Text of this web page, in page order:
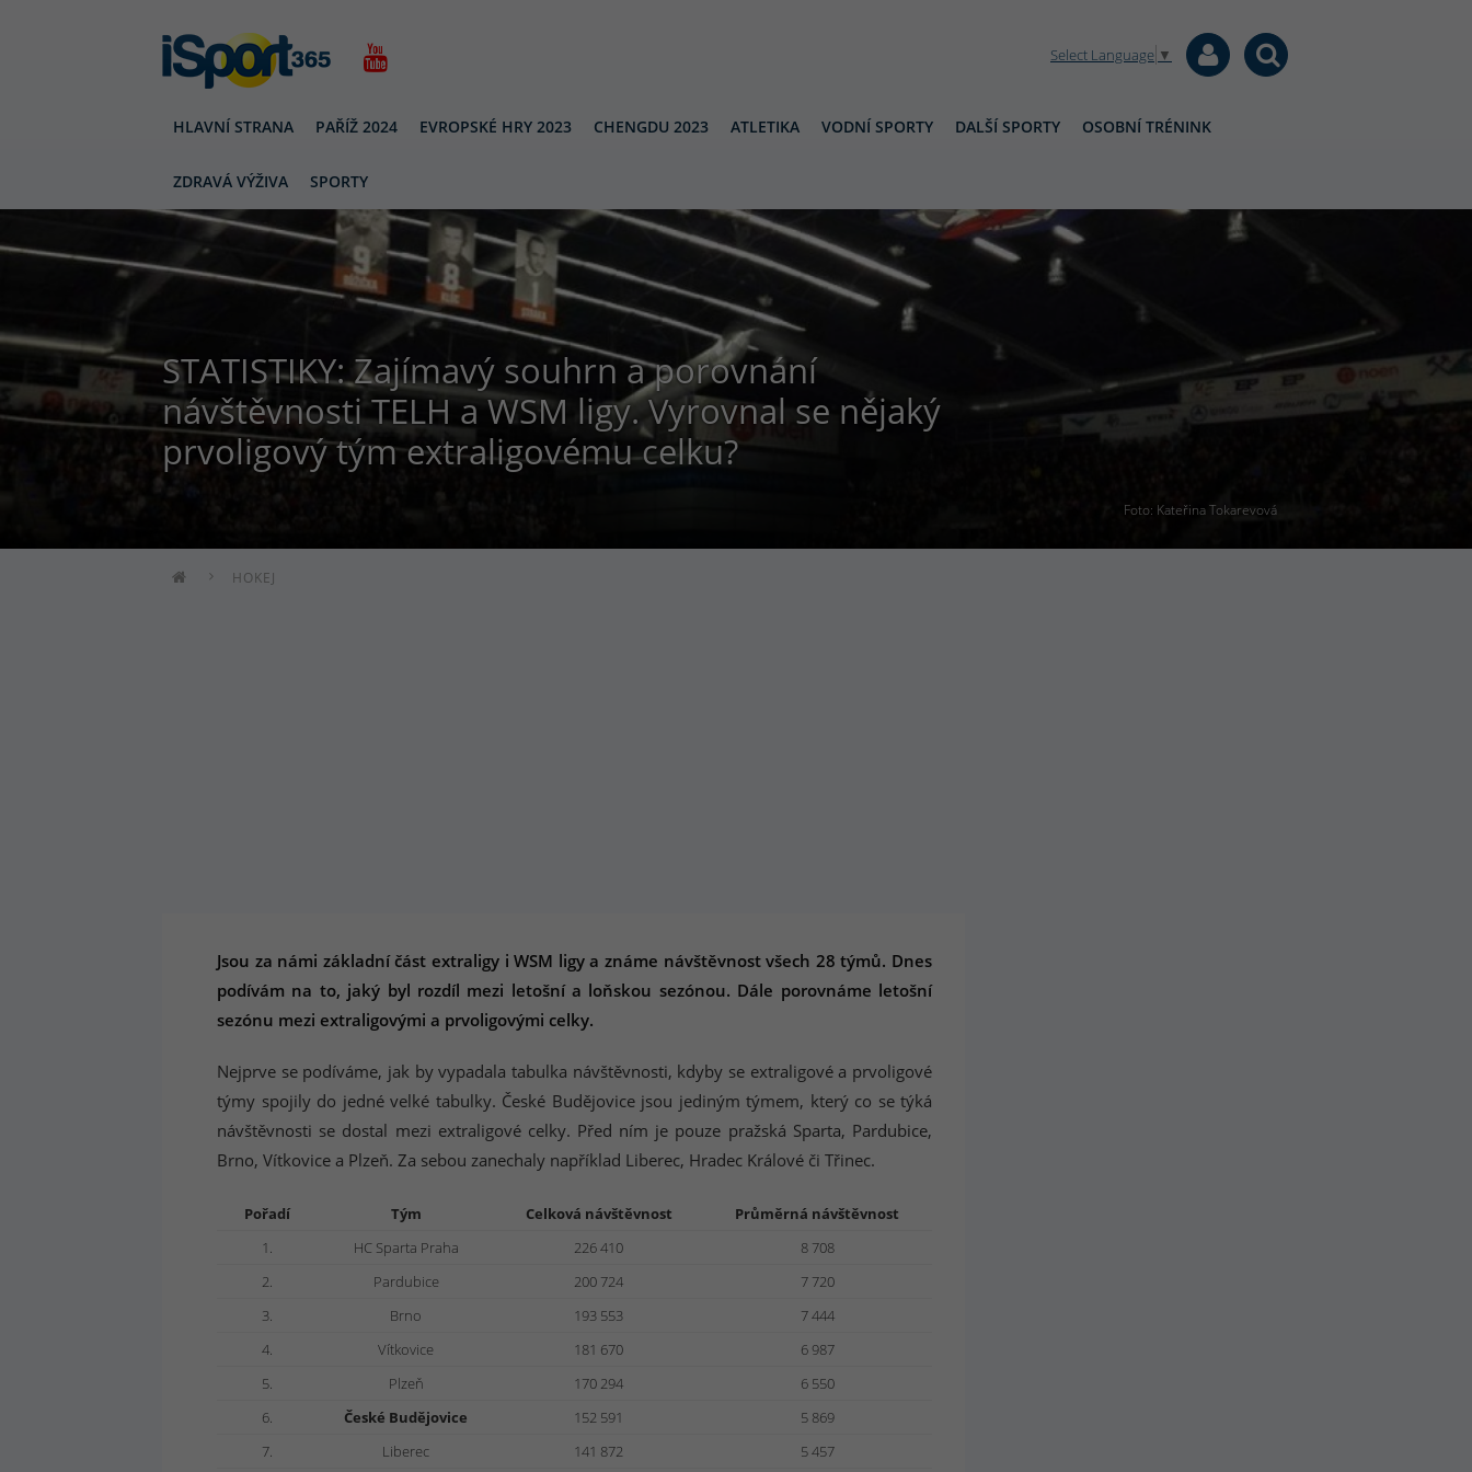
Select Language ▼
HLAVNÍ STRANA PAŘÍŽ 2024 EVROPSKÉ HRY 2023 CHENGDU 2023 ATLETIKA VODNÍ SPORTY DALŠÍ SPORTY OSOBNÍ TRÉNINK
ZDRAVÁ VÝŽIVA SPORTY
Foto: Kateřina Tokarevová
STATISTIKY: Zajímavý souhrn a porovnání
návštěvnosti TELH a WSM ligy. Vyrovnal se nějaký
prvoligový tým extraligovému celku?
HOKEJ
Jsou za námi základní část extraligy i WSM ligy a známe návštěvnost všech 28 týmů. Dnes
podívám na to, jaký byl rozdíl mezi letošní a loňskou sezónou. Dále porovnáme letošní
sezónu mezi extraligovými a prvoligovými celky.
Nejprve se podíváme, jak by vypadala tabulka návštěvnosti, kdyby se extraligové a prvoligové
týmy spojily do jedné velké tabulky. České Budějovice jsou jediným týmem, který co se týká
návštěvnosti se dostal mezi extraligové celky. Před ním je pouze pražská Sparta, Pardubice,
Brno, Vítkovice a Plzeň. Za sebou zanechaly například Liberec, Hradec Králové či Třinec.
Pořadí Tým Celková návštěvnost
Průměrná návštěvnost
1.
HC Sparta Praha 226 410
8 708
2.
Pardubice 200 724
7 720
3.
Brno 193 553
7 444
4.
Vítkovice 181 670
6 987
5.
Plzeň 170 294
6 550
6.
České Budějovice 152 591
5 869
7.
Liberec 141 872 5 457